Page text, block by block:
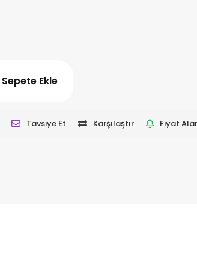
Sepete Ekle
Tavsiye Et Karşılaştır Fiyat